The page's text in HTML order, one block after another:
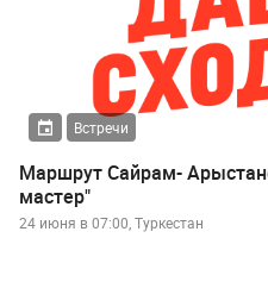
Встречи
Маршрут Сайрам-
мастер"
24 июня в 07:00, Туркестан